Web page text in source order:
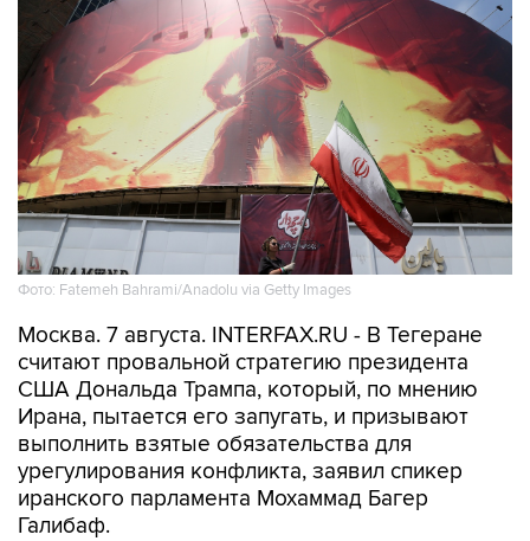
Фото: Fatemeh Bahrami/Anadolu via Getty Images
Москва. 7 августа. INTERFAX.RU - В Тегеране
считают провальной стратегию президента
США Дональда Трампа, который, по мнению
Ирана, пытается его запугать, и призывают
выполнить взятые обязательства для
урегулирования конфликта, заявил спикер
иранского парламента Мохаммад Багер
Галибаф.